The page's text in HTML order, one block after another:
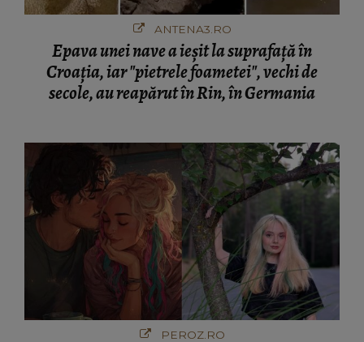
ANTENA3.RO
Epava unei nave a ieșit la suprafață în
Croația, iar "pietrele foametei", vechi de
secole, au reapărut în Rin, în Germania
PEROZ.RO